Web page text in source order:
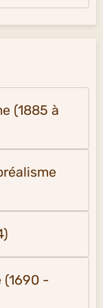
(1885 à
(1690 -